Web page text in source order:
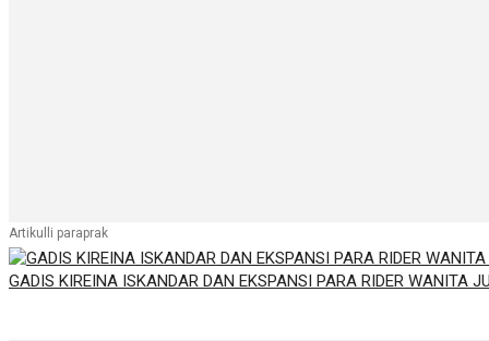
Artikulli paraprak
GADIS KIREINA ISKANDAR DAN EKSPANSI PARA RIDER WANITA